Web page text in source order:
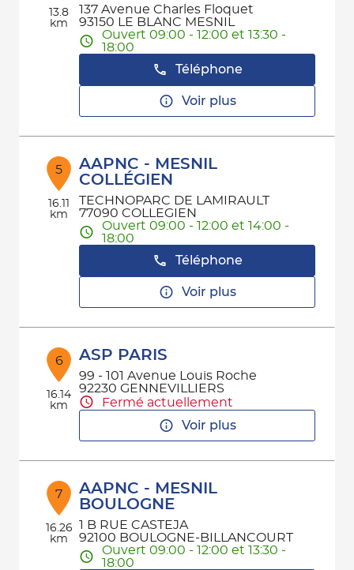
13.8
km
137 Avenue Charles Floquet
93150 LE BLANC MESNIL
Ouvert 09:00 - 12:00 et 13:30 -
18:00
Téléphone
Voir plus
5
16.11
km
AAPNC - MESNIL
COLLÉGIEN
TECHNOPARC DE LAMIRAULT
77090 COLLEGIEN
Ouvert 09:00 - 12:00 et 14:00 -
18:00
Téléphone
Voir plus
6
16.14
km
ASP PARIS
99 - 101 Avenue Louis Roche
92230 GENNEVILLIERS
Fermé actuellement
Voir plus
7
16.26
km
AAPNC - MESNIL
BOULOGNE
1 B RUE CASTEJA
92100 BOULOGNE-BILLANCOURT
Ouvert 09:00 - 12:00 et 13:30 -
18:00